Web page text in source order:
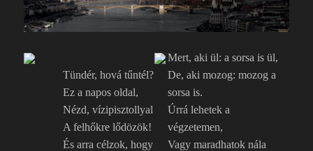
Tündér, hová tűntél?
Ez a napos oldal,
Nézd, vízipisztollyal
A felhőkre lődözök!
És arra célzok, hogy
Mert, aki ül: a sorsa is ül,
De, aki mozog: mozog a
sorsa is.
Úrrá lehetek a
végzetemen,
Vagy maradhatok nála